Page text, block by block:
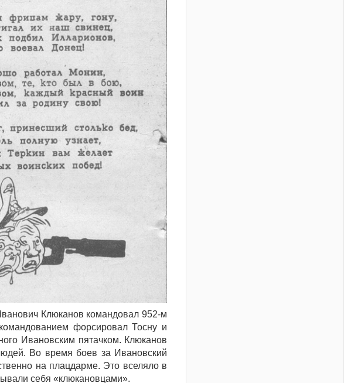
Клюканов командовал 952-м
форсировал Тосну и
Ивановским пятачком. Клюканов
Во время боев за Ивановский
на плацдарме. Это вселяло в
себя «клюкановцами».